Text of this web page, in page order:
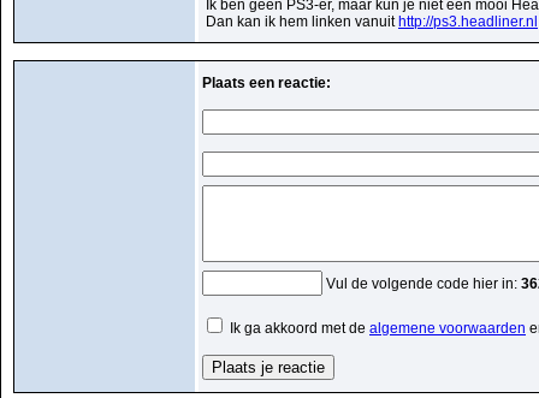
Ik ben geen PS3-er, maar kun je niet een mooi
Dan kan ik hem linken vanuit http://ps3.headliner.nl
Plaats een reactie:
Vul de volgende code hier in:
Ik ga akkoord met de algemene voorwaarden